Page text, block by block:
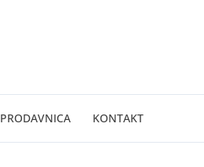
PRODAVNICA KONTAKT